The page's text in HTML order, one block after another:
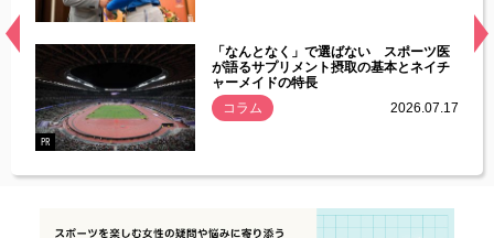
常
PR
「なんとなく」で選ばない スポーツ医
が語るサプリメント摂取の基本とネイチ
ャーメイドの特長
コラム
2026.07.17